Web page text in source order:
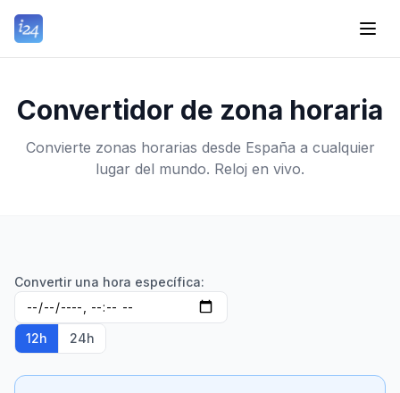
Convertidor de zona horaria
Convierte zonas horarias desde España a cualquier
lugar del mundo. Reloj en vivo.
Convertir una hora específica:
12h 24h